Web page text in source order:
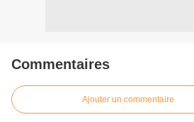
Commentaires
Ajouter un commentaire